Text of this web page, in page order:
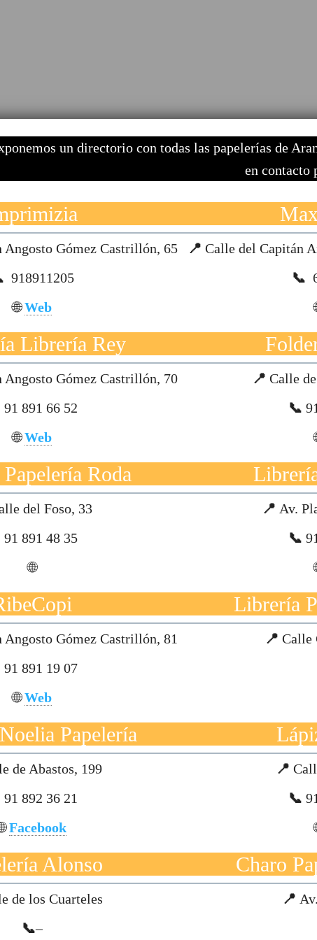
un directorio con todas las papelerías de
en contacto
Angosto Gómez Castrillón, 65
918911205
🌐Web
Librería Rey
Angosto Gómez Castrillón, 70
91 891 66 52
🌐Web
Roda
del Foso, 33
91 891 48 35
🌐
Angosto Gómez Castrillón, 81
91 891 19 07
🌐Web
Papelería
de Abastos, 199
91 892 36 21
Facebook
Alonso
de los Cuarteles
📞–
📍 Calle del Capitán
📞
📍 Calle
📞
📍 Av.
📞
Librería
📍 Calle
📍
📞
Charo
📍